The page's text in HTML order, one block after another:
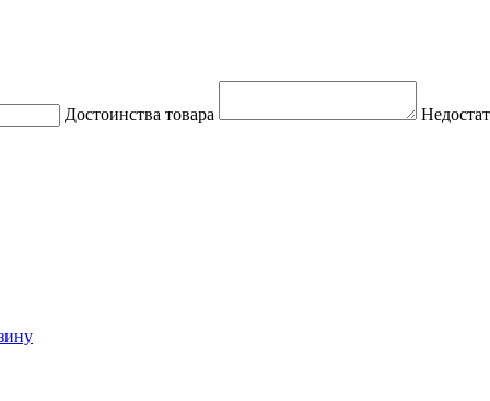
Достоинства товара